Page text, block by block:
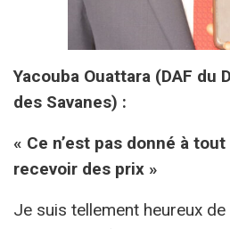
Yacouba Ouattara (DAF du
des Savanes) :
« Ce n’est pas donné à
recevoir des prix »
Je suis tellement heureux